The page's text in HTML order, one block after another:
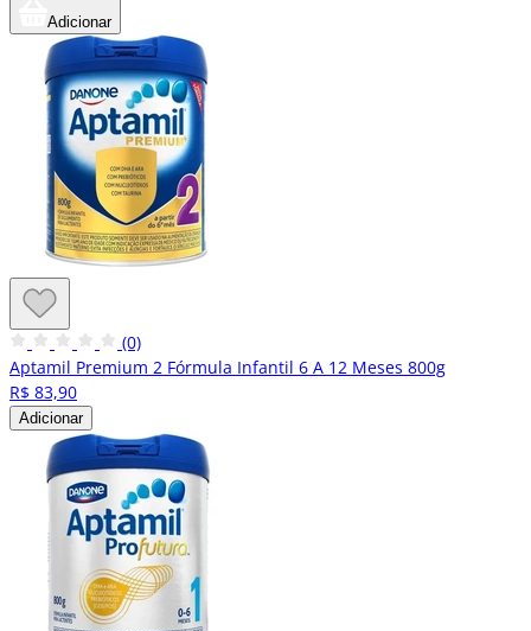
Adicionar
(0)
Aptamil Premium 2 Fórmula Infantil 6 A 12 Meses 800g
R$ 83,90
Adicionar